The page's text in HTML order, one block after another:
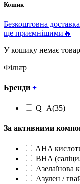
Кошик
Безкоштовна
ще приємнішими🔥
У кошику немає
Фільтр
Бренди +
Q+A(35)
За активними
AHA
BHA
Азелаїнова
Азулен /